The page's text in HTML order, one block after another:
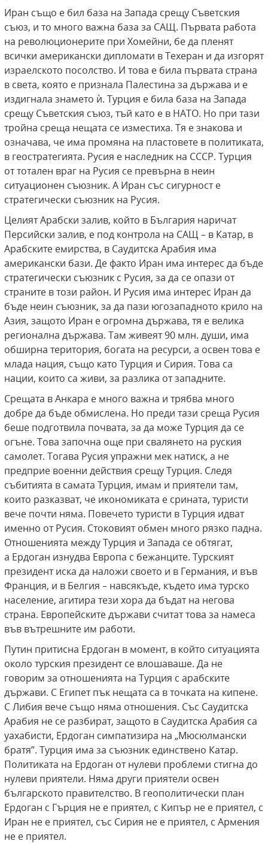
Иран също е бил база на Запада срещу Съветския
съюз, и то много важна база за САЩ. Първата работа
на революционерите при Хомейни, бе да пленят
всички американски дипломати в Техеран и да изгорят
израелското посолство. И това е била първата страна
в света, която е признала Палестина за държава и е
издигнала знамето ѝ. Турция е била база на Запада
срещу Съветския съюз, тъй като е в НАТО. Но при тази
тройна среща нещата се изместиха. Тя е знакова и
означава, че има промяна на пластовете в политиката,
в геостратегията. Русия е наследник на СССР. Турция
от тотален враг на Русия се превърна в неин
ситуационен съюзник. А Иран със сигурност е
стратегически съюзник на Русия.
Целият Арабски залив, който в България наричат
Персийски залив, е под контрола на САЩ – в Катар, в
Арабските емирства, в Саудитска Арабия има
американски бази. Де факто Иран има интерес да бъде
стратегически съюзник с Русия, за да се опази от
страните в този район. И Русия има интерес Иран да
бъде неин съюзник, за да пази югозападното крило на
Азия, защото Иран е огромна държава, тя е велика
регионална държава. Там живеят 90 млн. души, има
обширна територия, богата на ресурси, а освен това е
млада нация, също като Турция и Сирия. Това са
нации, които са живи, за разлика от западните.
Срещата в Анкара е много важна и трябва много
добре да бъде обмислена. Но преди тази среща Русия
беше подготвила почвата, за да може Турция да се
огъне. Това започна още при свалянето на руския
самолет. Тогава Русия упражни мек натиск, а не
предприе военни действия срещу Турция. Следя
събитията в самата Турция, имам и приятели там,
които разказват, че икономиката е срината, туристи
вече почти няма. Повечето туристи в Турция идват
именно от Русия. Стоковият обмен много рязко падна.
Отношенията между Турция и Запада се обтягат,
а Ердоган изнудва Европа с бежанците. Турският
президент иска да наложи своето и в Германия, и във
Франция, и в Белгия – навсякъде, където има турско
население, агитира тези хора да бъдат на негова
страна. Европейските държави считат това за намеса
във вътрешните им работи.
Путин притисна Ердоган в момент, в който ситуацията
около турския президент се влошаваше. Да не
говорим за отношенията на Турция с арабските
държави. С Египет пък нещата са в точката на кипене.
С Либия вече също няма отношения. Със Саудитска
Арабия не се разбират, защото в Саудитска Арабия са
уахабисти, Ердоган симпатизира на „Мюсюлмански
братя”. Турция има за съюзник единствено Катар.
Политиката на Ердоган от нулеви проблеми стигна до
нулеви приятели. Няма други приятели освен
българското правителство. В геополитически план
Ердоган с Гърция не е приятел, с Кипър не е приятел, с
Иран не е приятел, със Сирия не е приятел, с Армения
не е приятел.